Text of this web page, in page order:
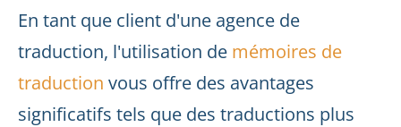
En tant que client d'une agence de
traduction, l'utilisation de mémoires de
traduction vous offre des avantages
significatifs tels que des traductions plus